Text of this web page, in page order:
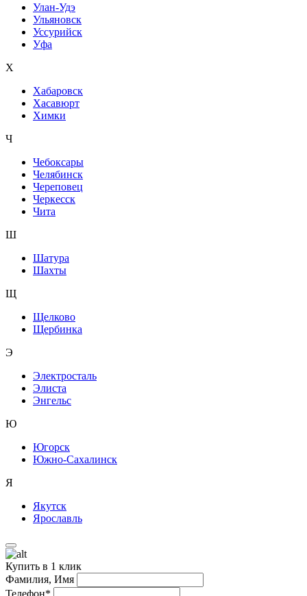
Улан-Удэ
Ульяновск
Уссурийск
Уфа
Х
Хабаровск
Хасавюрт
Химки
Ч
Чебоксары
Челябинск
Череповец
Черкесск
Чита
Ш
Шатура
Шахты
Щ
Щелково
Щербинка
Э
Электросталь
Элиста
Энгельс
Ю
Югорск
Южно-Сахалинск
Я
Якутск
Ярославль
Купить в 1 клик
Фамилия, Имя
Телефон*